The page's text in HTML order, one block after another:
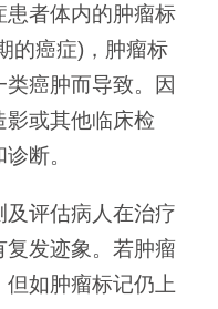
患者体内的肿瘤标
的癌症)，肿瘤标
癌肿而导致。因
影或其他临床检
断。
及评估病人在治疗
复发迹象。若肿瘤
如肿瘤标记仍上